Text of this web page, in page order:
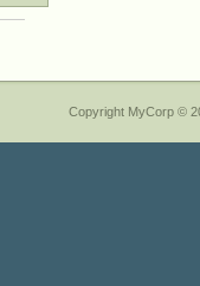
Copyright MyCorp ©